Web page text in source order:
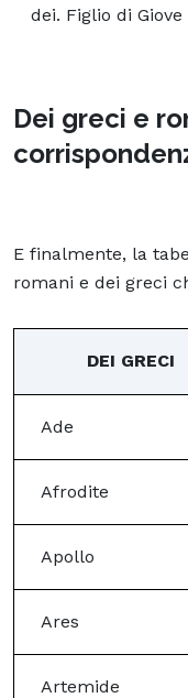
dei. Figlio di
Dei greci e
E finalmente, la
romani e dei greci
DEI GRECI
Ade
Afrodite
Apollo
Ares
Artemide